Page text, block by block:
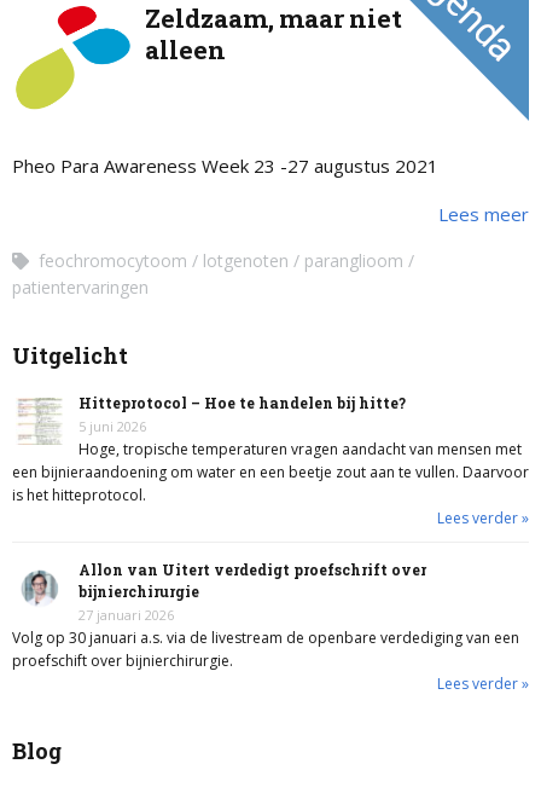
Zeldzaam, maar niet
alleen
Pheo Para Awareness Week 23 -27 augustus 2021
Lees meer
feochromocytoom lotgenoten
paranglioom
patientervaringen
Uitgelicht
Hitteprotocol – Hoe te handelen bij hitte?
5 juni 2026
Hoge, tropische temperaturen vragen aandacht van mensen met
een bijnieraandoening om water en een beetje zout aan te vullen. Daarvoor
is het hitteprotocol.
Lees verder »
Allon van Uitert verdedigt proefschrift over
bijnierchirurgie
27 januari 2026
Volg op 30 januari a.s. via de livestream de openbare verdediging van een
proefschift over bijnierchirurgie.
Lees verder »
Blog